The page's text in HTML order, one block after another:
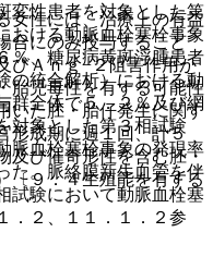
変性患者を対象とした第
おける動脈血栓塞栓事象
％、糖尿病黄斑浮腫患者
の統合解析）における動
群全体で５．２％及び網
対象とした第３相試験
脈血栓塞栓事象の発現率
た。脈絡膜新生血管を伴
試験において動脈血栓塞
．２、１１．１．２参
女性には、治療上の有益
合にのみ投与すること
びＡｎｇ−２阻害作用か
胎児毒性を有する可能性
いた胚・胎仔発生に関す
形成期に週１回、計５
及び催奇形性を含む胚・
〔９．４生殖能を有する